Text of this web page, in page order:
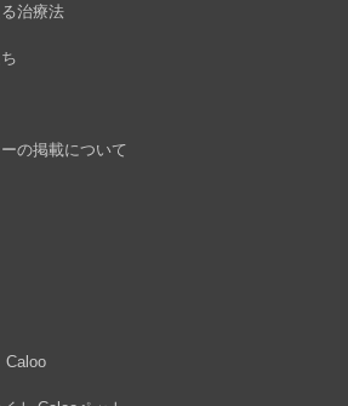
治療法
の掲載について
Caloo